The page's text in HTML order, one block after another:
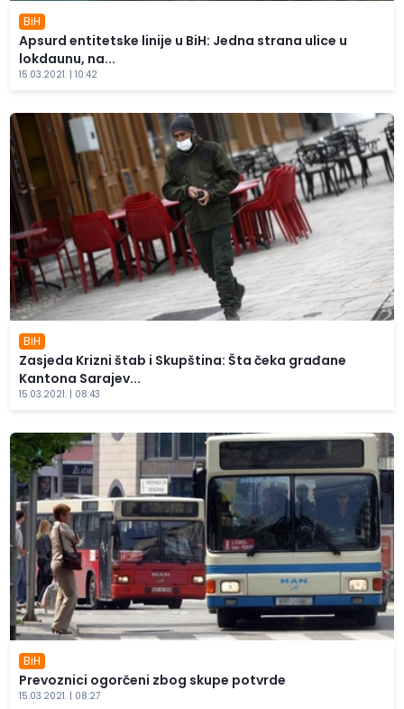
BiH
Apsurd entitetske linije u BiH: Jedna strana ulice u
lokdaunu, na...
15.03.2021. | 10:42
BiH
Zasjeda Krizni štab i Skupština: Šta čeka građane
Kantona Sarajev...
15.03.2021. | 08:43
BiH
Prevoznici ogorčeni zbog skupe potvrde
15.03.2021. | 08:27